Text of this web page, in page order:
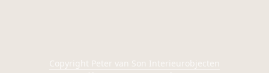
Copyright Peter van Son Interieurobjecten